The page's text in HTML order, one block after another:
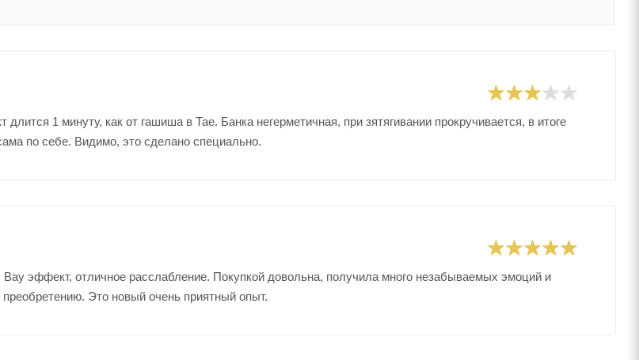
1 минуту, как от гашиша в Тае. Банка негерметичная, при зятягивании прокручивается, в итоге
по себе. Видимо, это сделано специально.
Вау эффект, отличное расслабление. Покупкой довольна, получила много незабываемых эмоций и
преобретению. Это новый очень приятный опыт.